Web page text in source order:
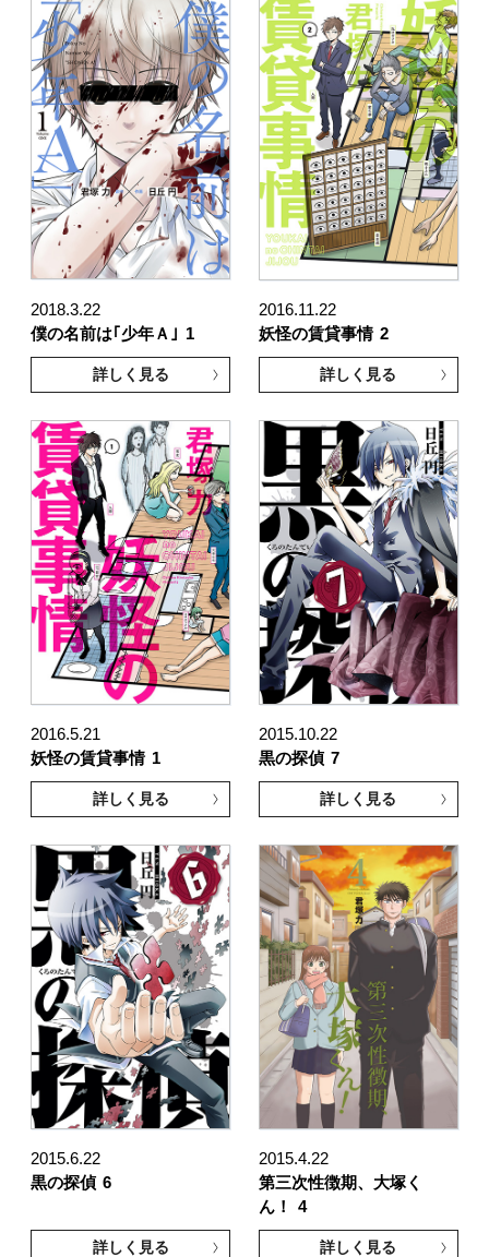
2018.3.22
僕の名前は｢少年Ａ｣ 1
詳しく見る
2016.11.22
妖怪の賃貸事情 2
詳しく見る
2016.5.21
妖怪の賃貸事情 1
詳しく見る
2015.10.22
黒の探偵 7
詳しく見る
2015.6.22
黒の探偵 6
詳しく見る
2015.4.22
第三次性徴期、大塚く
ん！
4
詳しく見る